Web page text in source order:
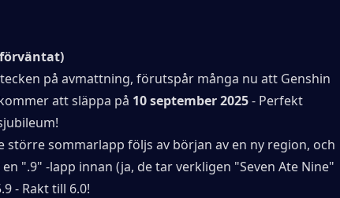
på avmattning, förutspår många nu att Genshin
att släppa på 10 september 2025 - Perfekt
större sommarlapp följs av början av en ny region, och
".9" -lapp innan (ja, de tar verkligen "Seven Ate Nine"
- Rakt till 6.0!